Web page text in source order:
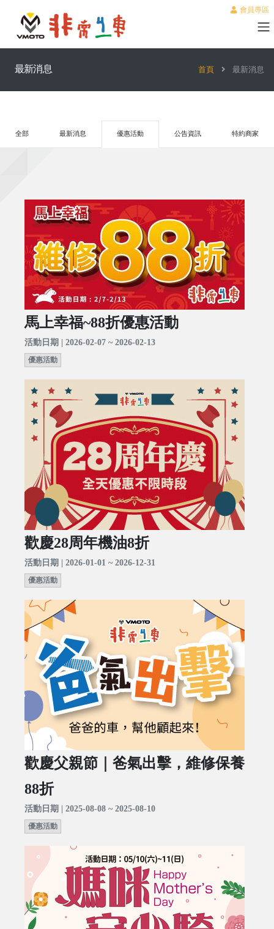
會員專區
最新消息 首頁 最新消息
全部 最新消息 優惠活動 公告資訊 特約商家
馬上幸福~88折優惠活動
活動日期 | 2026-02-07 ~ 2026-02-13
優惠活動
歡慶28周年機油8折
活動日期 | 2026-01-01 ~ 2026-12-31
優惠活動
歡慶父親節｜爸氣出擊，維修保養
88折
活動日期 | 2025-08-08 ~ 2025-08-10
優惠活動